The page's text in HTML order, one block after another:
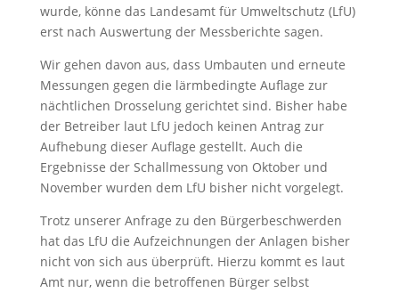
wurde, könne das Landesamt für Umweltschutz (LfU)
erst nach Auswertung der Messberichte sagen.
Wir gehen davon aus, dass Umbauten und erneute
Messungen gegen die lärmbedingte Auflage zur
nächtlichen Drosselung gerichtet sind. Bisher habe
der Betreiber laut LfU jedoch keinen Antrag zur
Aufhebung dieser Auflage gestellt. Auch die
Ergebnisse der Schallmessung von Oktober und
November wurden dem LfU bisher nicht vorgelegt.
Trotz unserer Anfrage zu den Bürgerbeschwerden
hat das LfU die Aufzeichnungen der Anlagen bisher
nicht von sich aus überprüft. Hierzu kommt es laut
Amt nur, wenn die betroffenen Bürger selbst